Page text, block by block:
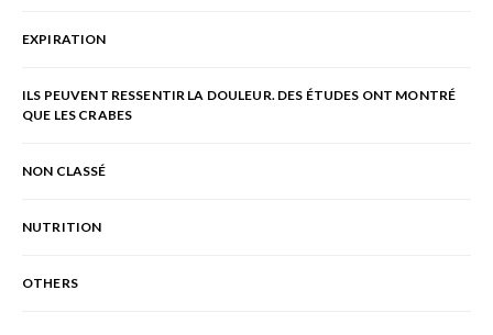
EXPIRATION
ILS PEUVENT RESSENTIR LA DOULEUR. DES ÉTUDES ONT MONTRÉ
QUE LES CRABES
NON CLASSÉ
NUTRITION
OTHERS